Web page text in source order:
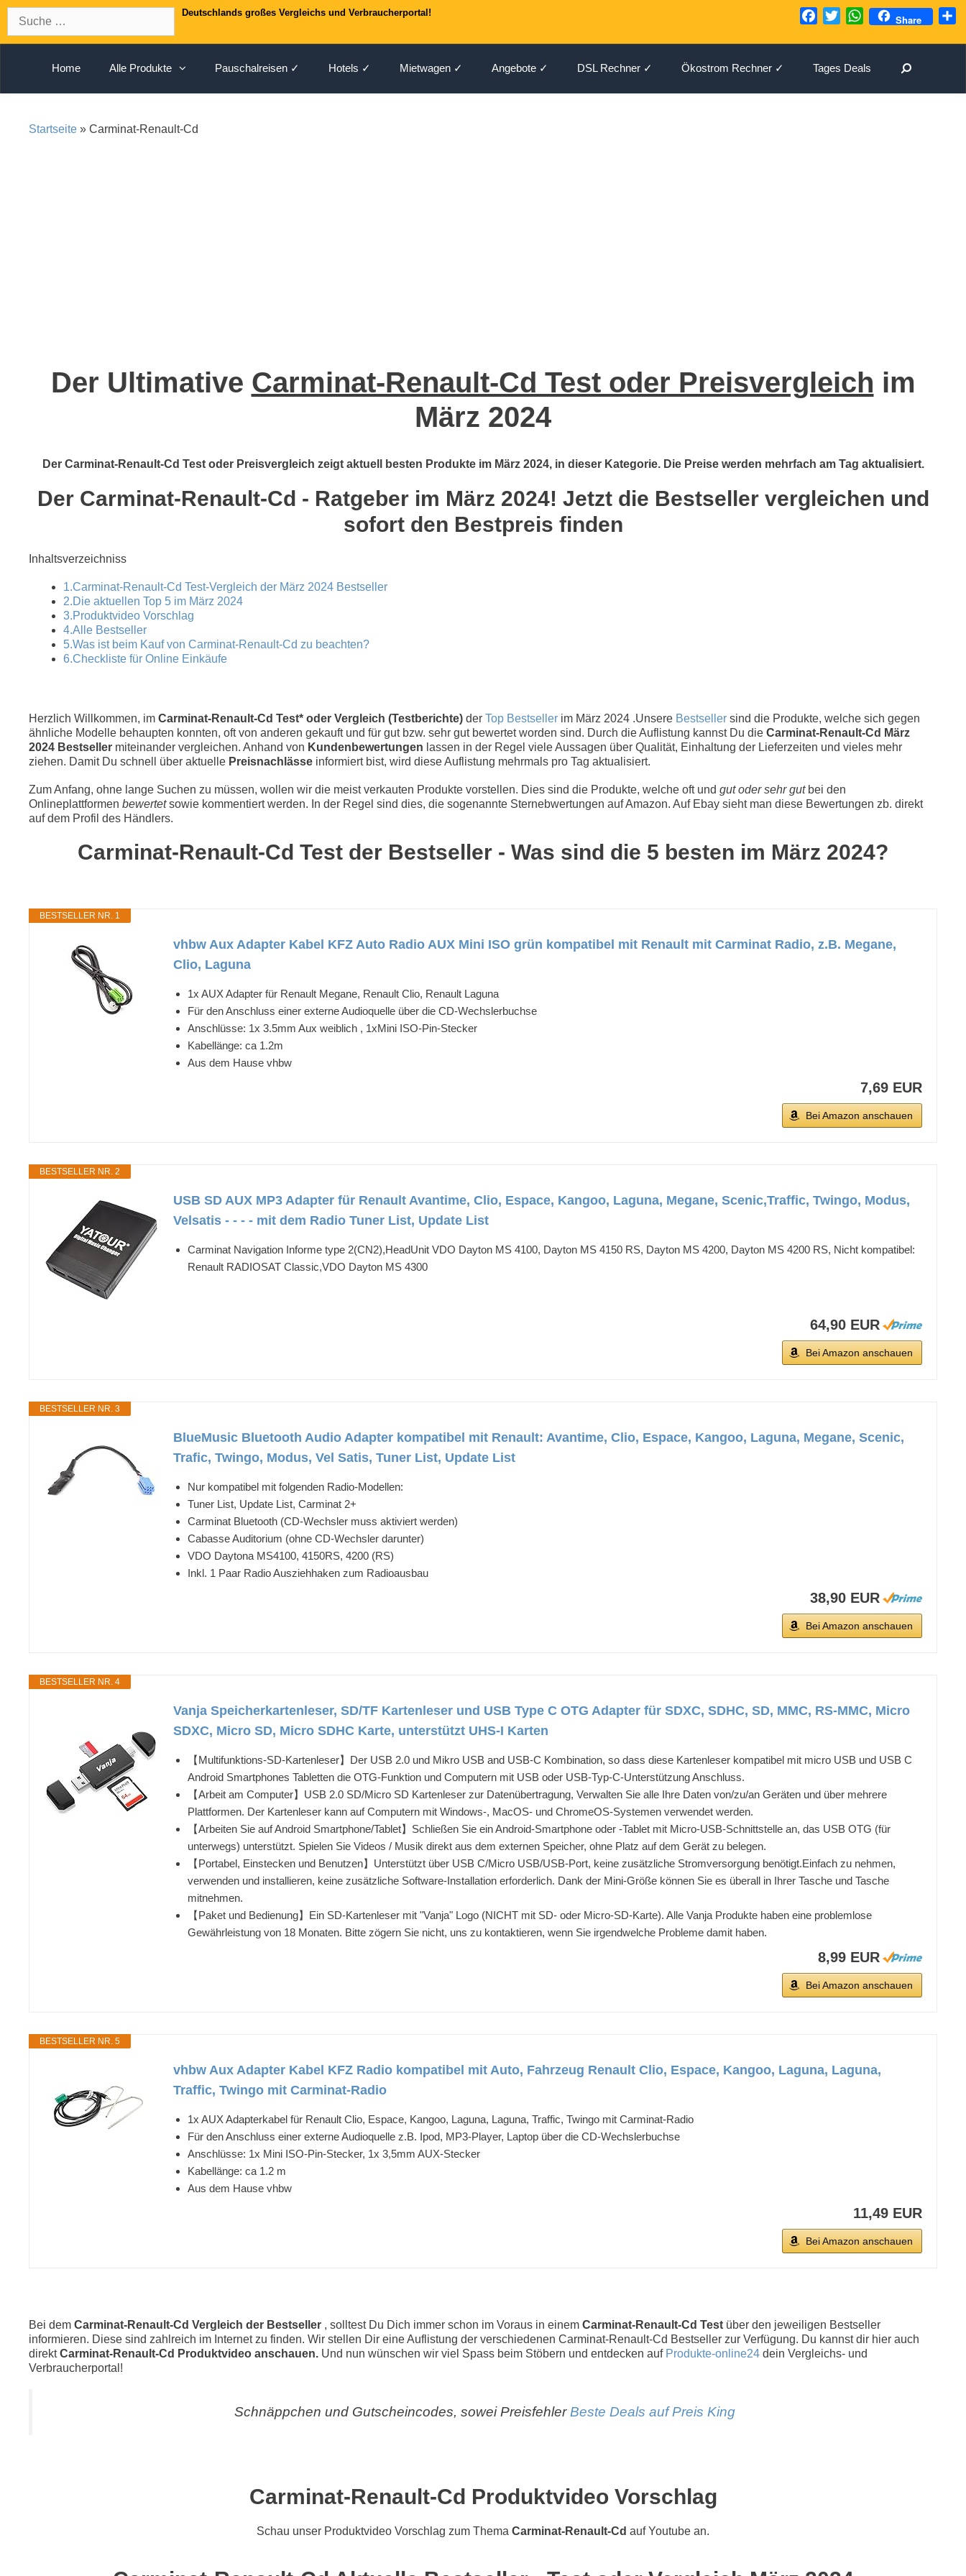
Springe
zum
Inhalt
nach:
Facebook
TwitterWhatsApp
Share
Deutschlands großes Vergleichs und Verbraucherportal!
Home Alle Produkte Pauschalreisen ✓ Hotels ✓ Mietwagen ✓ Angebote ✓ DSL Rechner ✓ Ökostrom Rechner ✓ Tages Deals
Startseite » Carminat-Renault-Cd
Der Ultimative Carminat-Renault-Cd Test oder Preisvergleich im
März 2024
Der Carminat-Renault-Cd Test oder Preisvergleich zeigt aktuell besten Produkte im März 2024, in dieser Kategorie. Die Preise werden mehrfach am Tag aktualisiert.
Der Carminat-Renault-Cd - Ratgeber im März 2024! Jetzt die Bestseller vergleichen und
sofort den Bestpreis finden
Inhaltsverzeichniss
1.Carminat-Renault-Cd Test-Vergleich der März 2024 Bestseller
2.Die aktuellen Top 5 im März 2024
3.Produktvideo Vorschlag
4.Alle Bestseller
5.Was ist beim Kauf von Carminat-Renault-Cd zu beachten?
6.Checkliste für Online Einkäufe
Herzlich Willkommen, im Carminat-Renault-Cd Test* oder Vergleich (Testberichte) der Top Bestseller im März 2024 .Unsere Bestseller sind die Produkte, welche sich gegen
ähnliche Modelle behaupten konnten, oft von anderen gekauft und für gut bzw. sehr gut bewertet worden sind. Durch die Auflistung kannst Du die Carminat-Renault-Cd März
2024 Bestseller miteinander vergleichen. Anhand von Kundenbewertungen lassen in der Regel viele Aussagen über Qualität, Einhaltung der Lieferzeiten und vieles mehr
ziehen. Damit Du schnell über aktuelle Preisnachlässe informiert bist, wird diese Auflistung mehrmals pro Tag aktualisiert.
Zum Anfang, ohne lange Suchen zu müssen, wollen wir die meist verkauten Produkte vorstellen. Dies sind die Produkte, welche oft und gut oder sehr gutbei den
Onlineplattformen bewertetsowie kommentiert werden. In der Regel sind dies, die sogenannte Sternebwertungen auf Amazon. Auf Ebay sieht man diese Bewertungen zb. direkt
auf dem Profil des Händlers.
Carminat-Renault-Cd Test der Bestseller - Was sind die 5 besten im März 2024?
BESTSELLER NR. 1
vhbw Aux Adapter Kabel KFZ Auto Radio AUX Mini ISO grün kompatibel mit Renault mit Carminat Radio, z.B. Megane,
Clio, Laguna
1x AUX Adapter für Renault Megane, Renault Clio, Renault Laguna
Für den Anschluss einer externe Audioquelle über die CD-Wechslerbuchse
Anschlüsse: 1x 3.5mm Aux weiblich , 1xMini ISO-Pin-Stecker
Kabellänge: ca 1.2m
Aus dem Hause vhbw
7,69 EUR
Bei Amazon anschauen
BESTSELLER NR. 2
USB SD AUX MP3 Adapter für Renault Avantime, Clio, Espace, Kangoo, Laguna, Megane, Scenic,Traffic, Twingo, Modus,
Velsatis - - - - mit dem Radio Tuner List, Update List
Carminat Navigation Informe type 2(CN2),HeadUnit VDO Dayton MS 4100, Dayton MS 4150 RS, Dayton MS 4200, Dayton MS 4200 RS, Nicht kompatibel:
Renault RADIOSAT Classic,VDO Dayton MS 4300
64,90 EUR
Bei Amazon anschauen
BESTSELLER NR. 3
BlueMusic Bluetooth Audio Adapter kompatibel mit Renault: Avantime, Clio, Espace, Kangoo, Laguna, Megane, Scenic,
Trafic, Twingo, Modus, Vel Satis, Tuner List, Update List
Nur kompatibel mit folgenden Radio-Modellen:
Tuner List, Update List, Carminat 2+
Carminat Bluetooth (CD-Wechsler muss aktiviert werden)
Cabasse Auditorium (ohne CD-Wechsler darunter)
VDO Daytona MS4100, 4150RS, 4200 (RS)
Inkl. 1 Paar Radio Ausziehhaken zum Radioausbau
38,90 EUR
Bei Amazon anschauen
BESTSELLER NR. 4
Vanja Speicherkartenleser, SD/TF Kartenleser und USB Type C OTG Adapter für SDXC, SDHC, SD, MMC, RS-MMC, Micro
SDXC, Micro SD, Micro SDHC Karte, unterstützt UHS-I Karten
【Multifunktions-SD-Kartenleser】Der USB 2.0 und Mikro USB and USB-C Kombination, so dass diese Kartenleser kompatibel mit micro USB und USB C
Android Smartphones Tabletten die OTG-Funktion und Computern mit USB oder USB-Typ-C-Unterstützung Anschluss.
【Arbeit am Computer】USB 2.0 SD/Micro SD Kartenleser zur Datenübertragung, Verwalten Sie alle Ihre Daten von/zu/an Geräten und über mehrere
Plattformen. Der Kartenleser kann auf Computern mit Windows-, MacOS- und ChromeOS-Systemen verwendet werden.
【Arbeiten Sie auf Android Smartphone/Tablet】Schließen Sie ein Android-Smartphone oder -Tablet mit Micro-USB-Schnittstelle an, das USB OTG (für
unterwegs) unterstützt. Spielen Sie Videos / Musik direkt aus dem externen Speicher, ohne Platz auf dem Gerät zu belegen.
【Portabel, Einstecken und Benutzen】Unterstützt über USB C/Micro USB/USB-Port, keine zusätzliche Stromversorgung benötigt.Einfach zu nehmen,
verwenden und installieren, keine zusätzliche Software-Installation erforderlich. Dank der Mini-Größe können Sie es überall in Ihrer Tasche und Tasche
mitnehmen.
【Paket und Bedienung】Ein SD-Kartenleser mit "Vanja" Logo (NICHT mit SD- oder Micro-SD-Karte). Alle Vanja Produkte haben eine problemlose
Gewährleistung von 18 Monaten. Bitte zögern Sie nicht, uns zu kontaktieren, wenn Sie irgendwelche Probleme damit haben.
8,99 EUR
Bei Amazon anschauen
BESTSELLER NR. 5
vhbw Aux Adapter Kabel KFZ Radio kompatibel mit Auto, Fahrzeug Renault Clio, Espace, Kangoo, Laguna, Laguna,
Traffic, Twingo mit Carminat-Radio
1x AUX Adapterkabel für Renault Clio, Espace, Kangoo, Laguna, Laguna, Traffic, Twingo mit Carminat-Radio
Für den Anschluss einer externe Audioquelle z.B. Ipod, MP3-Player, Laptop über die CD-Wechslerbuchse
Anschlüsse: 1x Mini ISO-Pin-Stecker, 1x 3,5mm AUX-Stecker
Kabellänge: ca 1.2 m
Aus dem Hause vhbw
11,49 EUR
Bei Amazon anschauen
Bei dem Carminat-Renault-Cd Vergleich der Bestseller , solltest Du Dich immer schon im Voraus in einem Carminat-Renault-Cd Test über den jeweiligen Bestseller
informieren. Diese sind zahlreich im Internet zu finden. Wir stellen Dir eine Auflistung der verschiedenen Carminat-Renault-Cd Bestseller zur Verfügung. Du kannst dir hier auch
direktCarminat-Renault-Cd Produktvideo anschauen. Und nun wünschen wir viel Spass beim Stöbern und entdecken auf Produkte-online24 dein Vergleichs- und
Verbraucherportal!
Schnäppchen und Gutscheincodes, sowei Preisfehler Beste Deals auf Preis King
Carminat-Renault-Cd Produktvideo Vorschlag
Schau unser Produktvideo Vorschlag zum Thema Carminat-Renault-Cd auf Youtube an.